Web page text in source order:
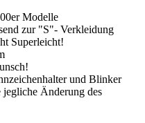
Modelle
zur "S"- Verkleidung
Superleicht!
und Blinker
Änderung des